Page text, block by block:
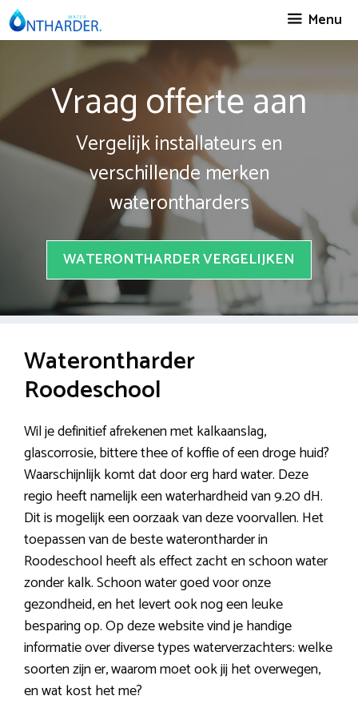
Spring
naar
Menu
Vraag offerte aan
Vergelijk installateurs en
verschillende merken
waterontharders
WATERONTHARDER VERGELIJKEN
Waterontharder
Roodeschool
Wil je definitief afrekenen met kalkaanslag,
glascorrosie, bittere thee of koffie of een droge huid?
Waarschijnlijk komt dat door erg hard water. Deze
regio heeft namelijk een waterhardheid van 9.20 dH.
Dit is mogelijk een oorzaak van deze voorvallen. Het
toepassen van de beste waterontharder in
Roodeschool heeft als effect zacht en schoon water
zonder kalk. Schoon water goed voor onze
gezondheid, en het levert ook nog een leuke
besparing op. Op deze website vind je handige
informatie over diverse types waterverzachters: welke
soorten zijn er, waarom moet ook jij het overwegen,
en wat kost het me?